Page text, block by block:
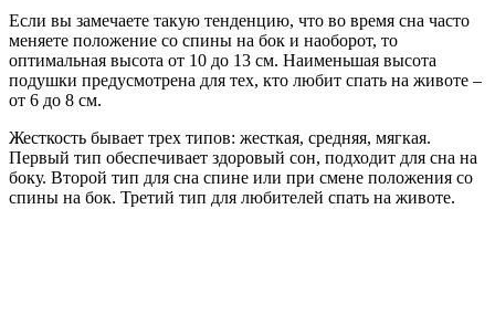
Если вы замечаете такую тенденцию, что во время сна часто
меняете положение со спины на бок и наоборот, то
оптимальная высота от 10 до 13 см. Наименьшая высота
подушки предусмотрена для тех, кто любит спать на животе –
от 6 до 8 см.
Жесткость бывает трех типов: жесткая, средняя, мягкая.
Первый тип обеспечивает здоровый сон, подходит для сна на
боку. Второй тип для сна спине или при смене положения со
спины на бок. Третий тип для любителей спать на животе.